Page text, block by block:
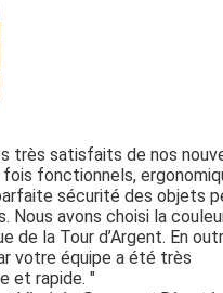
très satisfaits de nos
fois fonctionnels,
sécurité des objets
Nous avons choisi la
de la Tour d’Argent. En
votre équipe a été très
et rapide. "